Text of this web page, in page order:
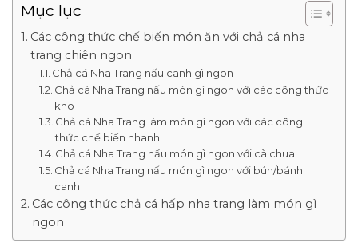
Mục lục
Các công thức chế biến món ăn với chả cá nha
trang chiên ngon
Chả cá Nha Trang nấu canh gì ngon
Chả cá Nha Trang nấu món gì ngon với các công thức
kho
Chả cá Nha Trang làm món gì ngon với các công
thức chế biến nhanh
Chả cá Nha Trang nấu món gì ngon với cà chua
Chả cá Nha Trang nấu món gì ngon với bún/bánh
canh
Các công thức chả cá hấp nha trang làm món gì
ngon